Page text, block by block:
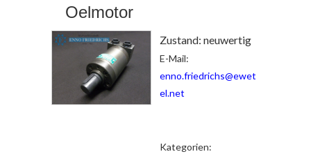
Oelmotor
Zustand: neuwertig
E-Mail:
enno.friedrichs@ewet
el.net
Kategorien: